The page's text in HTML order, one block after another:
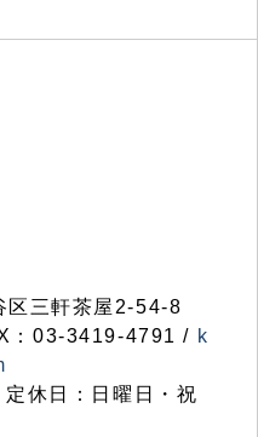
三軒茶屋2-54-8
：03-3419-4791 / k
休日：日曜日・祝